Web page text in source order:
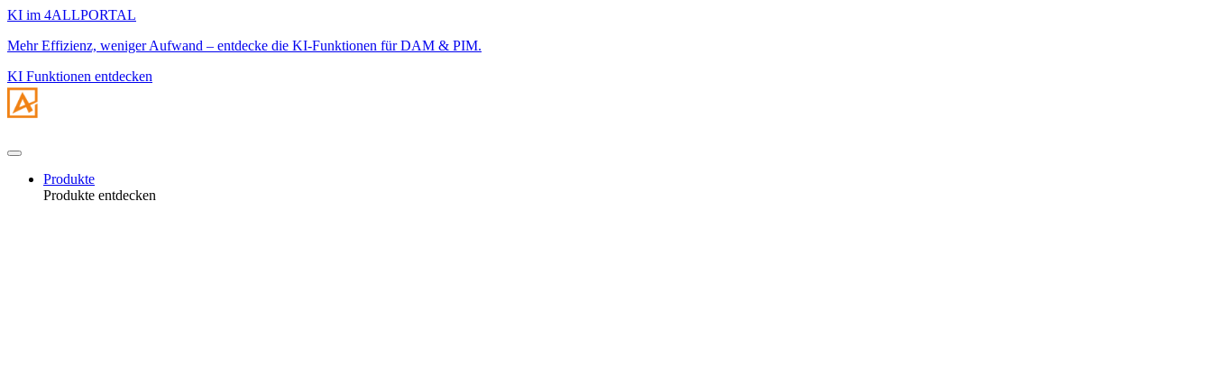
KI im 4ALLPORTAL
Mehr Effizienz, weniger Aufwand – entdecke die KI-Funktionen für DAM & PIM.
KI Funktionen entdecken
Produkte
Produkte entdecken